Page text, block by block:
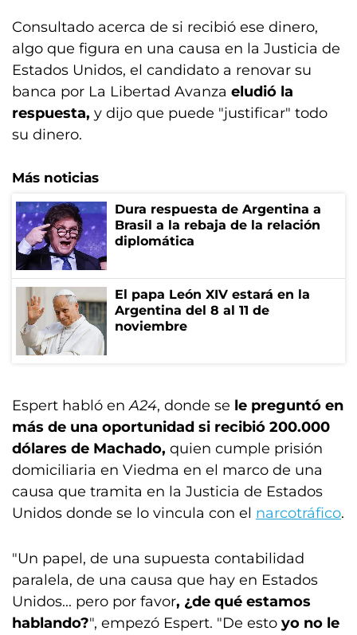
Consultado acerca de si recibió ese dinero,
algo que figura en una causa en la Justicia de
Estados Unidos, el candidato a renovar su
banca por La Libertad Avanza eludió la
respuesta, y dijo que puede "justificar" todo
su dinero.
Más noticias
Dura respuesta de Argentina a
Brasil a la rebaja de la relación
diplomática
El papa León XIV estará en la
Argentina del 8 al 11 de
noviembre
Espert habló enA24, donde se le preguntó en
más de una oportunidad si recibió 200.000
dólares de Machado, quien cumple prisión
domiciliaria en Viedma en el marco de una
causa que tramita en la Justicia de Estados
Unidos donde se lo vincula con el narcotráfico.
"Un papel, de una supuesta contabilidad
paralela, de una causa que hay en Estados
Unidos... pero por favor, ¿de qué estamos
hablando?", empezó Espert. "De esto yo no le